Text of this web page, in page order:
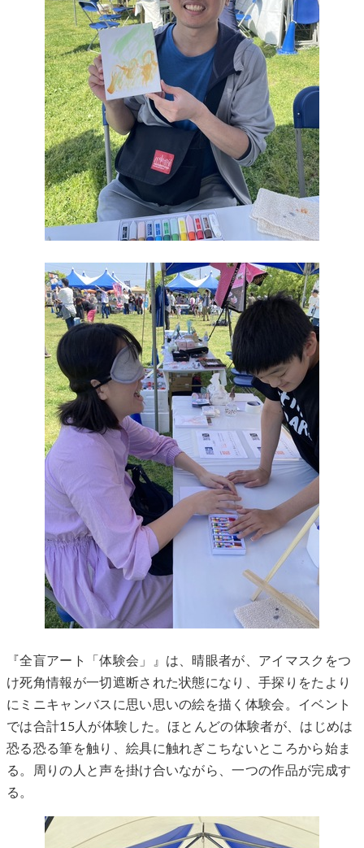
『全盲アート「体験会」』は、晴眼者が、アイマスクをつ
け死角情報が一切遮断された状態になり、手探りをたより
にミニキャンバスに思い思いの絵を描く体験会。イベント
では合計15人が体験した。ほとんどの体験者が、はじめは
恐る恐る筆を触り、絵具に触れぎこちないところから始ま
る。周りの人と声を掛け合いながら、一つの作品が完成す
る。